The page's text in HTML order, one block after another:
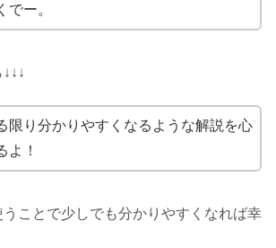
でー。
限り分かりやすくなるような解説を心
よ！
ことで少しでも分かりやすくなれば幸